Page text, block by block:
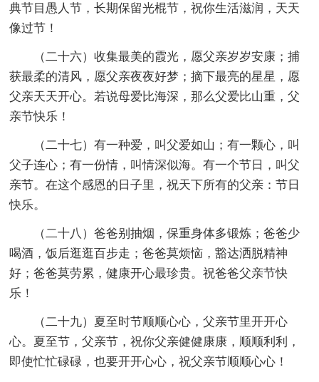
典节目愚人节，长期保留光棍节，祝你生活滋润，天天
像过节！
（二十六）收集最美的霞光，愿父亲岁岁安康；捕
获最柔的清风，愿父亲夜夜好梦；摘下最亮的星星，愿
父亲天天开心。若说母爱比海深，那么父爱比山重，父
亲节快乐！
（二十七）有一种爱，叫父爱如山；有一颗心，叫
父子连心；有一份情，叫情深似海。有一个节日，叫父
亲节。在这个感恩的日子里，祝天下所有的父亲：节日
快乐。
（二十八）爸爸别抽烟，保重身体多锻炼；爸爸少
喝酒，饭后逛逛百步走；爸爸莫烦恼，豁达洒脱精神
好；爸爸莫劳累，健康开心最珍贵。祝爸爸父亲节快
乐！
（二十九）夏至时节顺顺心心，父亲节里开开心
心。夏至节，父亲节，祝你父亲健健康康，顺顺利利，
即使忙忙碌碌，也要开开心心，祝父亲节顺顺心心！